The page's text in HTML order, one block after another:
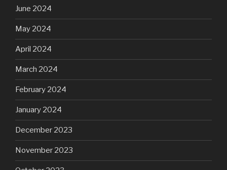
June 2024
May 2024
April 2024
March 2024
February 2024
January 2024
December 2023
November 2023